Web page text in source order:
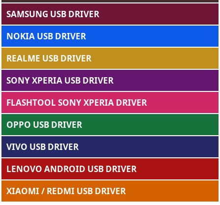
SAMSUNG USB DRIVER
NOKIA USB DRIVER
REALME USB DRIVER
SONY XPERIA USB DRIVER
FLASHTOOL SONY XPERIA DRIVER
OPPO USB DRIVER
VIVO USB DRIVER
LENOVO ANDROID USB DRIVER
XIAOMI / REDMI USB DRIVER